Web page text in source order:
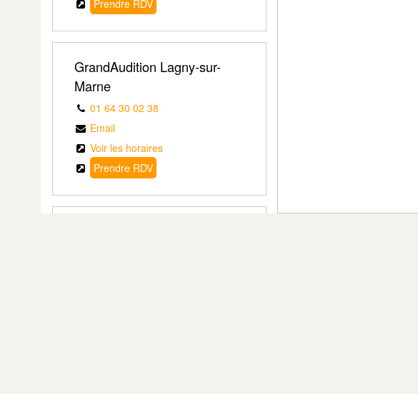
Prendre RDV
GrandAudition Lagny-sur-
Marne
01 64 30 02 38
Email
Voir les horaires
Prendre RDV